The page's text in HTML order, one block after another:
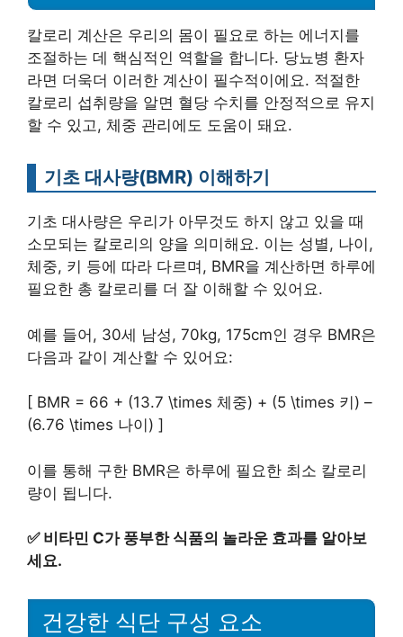
칼로리 계산은 우리의 몸이 필요로 하는 에너지를
조절하는 데 핵심적인 역할을 합니다. 당뇨병 환자
라면 더욱더 이러한 계산이 필수적이에요. 적절한
칼로리 섭취량을 알면 혈당 수치를 안정적으로 유지
할 수 있고, 체중 관리에도 도움이 돼요.
기초 대사량(BMR) 이해하기
기초 대사량은 우리가 아무것도 하지 않고 있을 때
소모되는 칼로리의 양을 의미해요. 이는 성별, 나이,
체중, 키 등에 따라 다르며, BMR을 계산하면 하루에
필요한 총 칼로리를 더 잘 이해할 수 있어요.
예를 들어, 30세 남성, 70kg, 175cm인 경우 BMR은
다음과 같이 계산할 수 있어요:
[ BMR = 66 + (13.7 \times 체중) + (5 \times 키) –
(6.76 \times 나이) ]
이를 통해 구한 BMR은 하루에 필요한 최소 칼로리
량이 됩니다.
✅ 비타민 C가 풍부한 식품의 놀라운 효과를 알아보
세요.
건강한 식단 구성 요소